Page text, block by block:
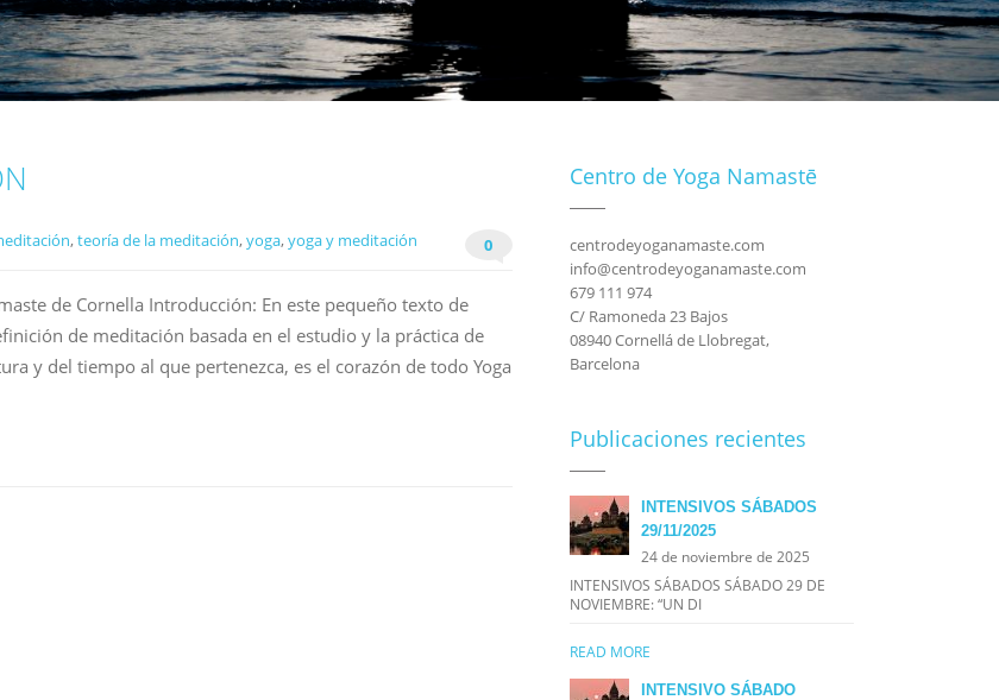
,teoría de la meditación,yoga,yoga y meditación 0
de Cornella Introducción: En este pequeño texto de
de meditación basada en el estudio y la práctica de
y del tiempo al que pertenezca, es el corazón de todo Yoga
Centro de Yoga Namastē
centrodeyoganamaste.com
info@centrodeyoganamaste.com
679 111 974
C/ Ramoneda 23 Bajos
08940 Cornellá de Llobregat,
Barcelona
Publicaciones recientes
INTENSIVOS SÁBADOS
29/11/2025
24 de noviembre de 2025
INTENSIVOS SÁBADOS SÁBADO 29 DE
NOVIEMBRE: “UN DI
READ MORE
INTENSIVO SÁBADO